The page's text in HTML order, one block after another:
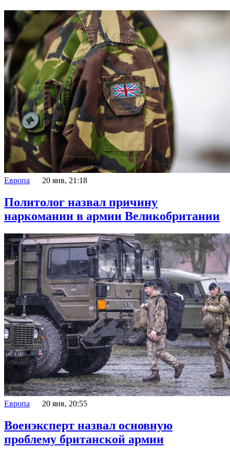
Европа 20 янв, 21:18
Политолог назвал причину
наркомании в армии Великобритании
Европа 20 янв, 20:55
Военэксперт назвал основную
проблему британской армии